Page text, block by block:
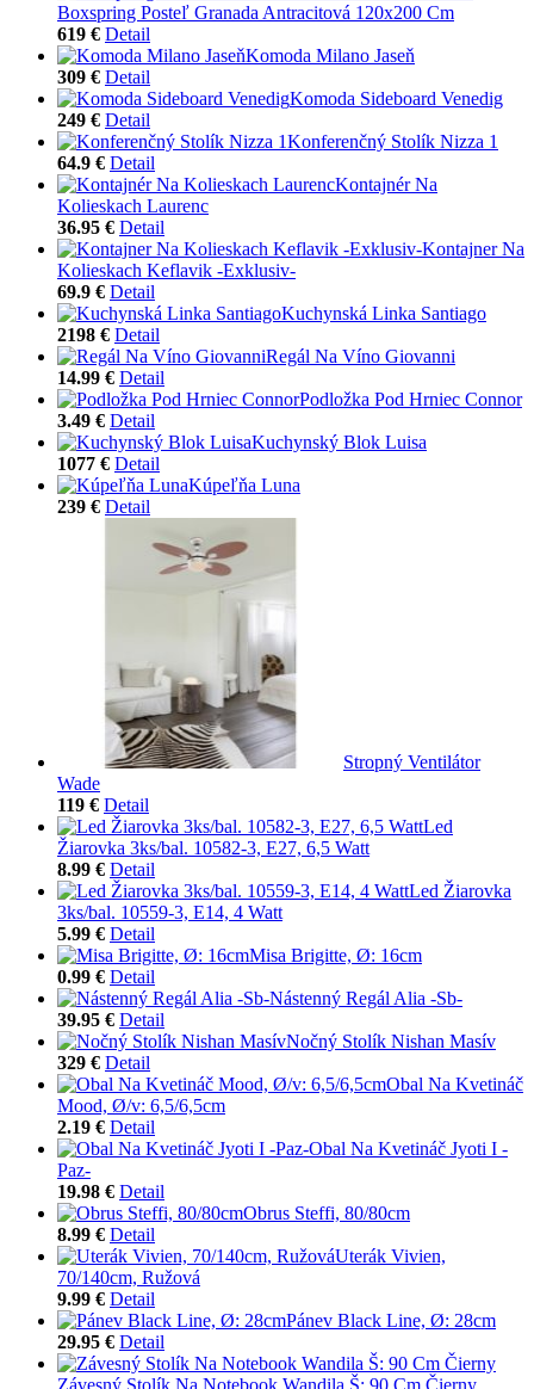
Boxspring Posteľ Granada Antracitová 120x200 Cm
619 € Detail
Komoda Milano Jaseň
309 € Detail
Komoda Sideboard Venedig
249 € Detail
Konferenčný Stolík Nizza 1
64.9 € Detail
Kontajnér Na
Kolieskach Laurenc
36.95 € Detail
Kontajner Na
Kolieskach Keflavik -Exklusiv-
69.9 € Detail
Kuchynská Linka Santiago
2198 € Detail
Regál Na Víno Giovanni
14.99 € Detail
Podložka Pod Hrniec Connor
3.49 € Detail
Kuchynský Blok Luisa
1077 € Detail
Kúpeľňa Luna
239 € Detail
Stropný Ventilátor
Wade
119 € Detail
Led
Žiarovka 3ks/bal. 10582-3, E27, 6,5 Watt
8.99 € Detail
Led Žiarovka
3ks/bal. 10559-3, E14, 4 Watt
5.99 € Detail
Misa Brigitte, Ø: 16cm
0.99 € Detail
Nástenný Regál Alia -Sb-
39.95 € Detail
Nočný Stolík Nishan Masív
329 € Detail
Obal Na Kvetináč
Mood, Ø/v: 6,5/6,5cm
2.19 € Detail
Obal Na Kvetináč Jyoti I -
Paz-
19.98 € Detail
Obrus Steffi, 80/80cm
8.99 € Detail
Uterák Vivien,
70/140cm, Ružová
9.99 € Detail
Pánev Black Line, Ø: 28cm
29.95 € Detail
Závesný Stolík Na Notebook Wandila Š: 90 Cm Čierny